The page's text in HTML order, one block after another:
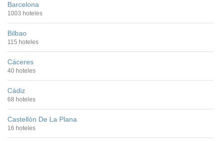
Barcelona
1003 hoteles
Bilbao
115 hoteles
Cáceres
40 hoteles
Cádiz
68 hoteles
Castellón De La Plana
16 hoteles